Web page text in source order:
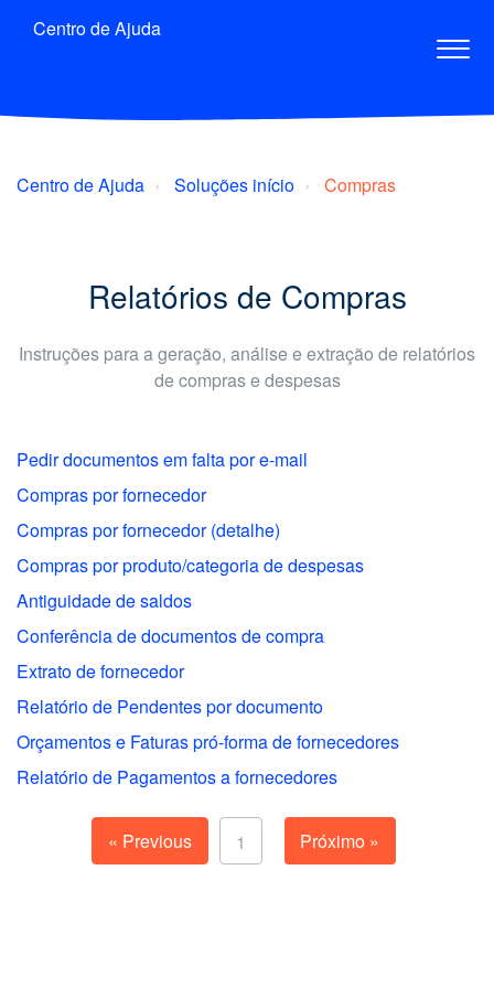
Centro de Ajuda
Centro de Ajuda Soluções início Compras
Relatórios de Compras
Instruções para a geração, análise e extração de relatórios
de compras e despesas
Pedir documentos em falta por e-mail
Compras por fornecedor
Compras por fornecedor (detalhe)
Compras por produto/categoria de despesas
Antiguidade de saldos
Conferência de documentos de compra
Extrato de fornecedor
Relatório de Pendentes por documento
Orçamentos e Faturas pró-forma de fornecedores
Relatório de Pagamentos a fornecedores
« Previous 1 Próximo »